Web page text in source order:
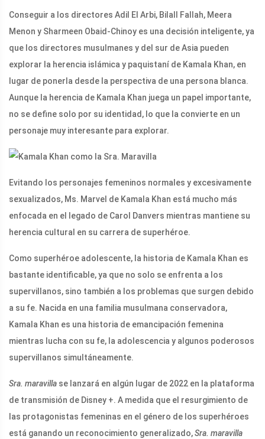
Conseguir a los directores Adil El Arbi, Bilall Fallah, Meera
Menon y Sharmeen Obaid-Chinoy es una decisión inteligente, ya
que los directores musulmanes y del sur de Asia pueden
explorar la herencia islámica y paquistaní de Kamala Khan, en
lugar de ponerla desde la perspectiva de una persona blanca.
Aunque la herencia de Kamala Khan juega un papel importante,
no se define solo por su identidad, lo que la convierte en un
personaje muy interesante para explorar.
Evitando los personajes femeninos normales y excesivamente
sexualizados, Ms. Marvel de Kamala Khan está mucho más
enfocada en el legado de Carol Danvers mientras mantiene su
herencia cultural en su carrera de superhéroe.
Como superhéroe adolescente, la historia de Kamala Khan es
bastante identificable, ya que no solo se enfrenta a los
supervillanos, sino también a los problemas que surgen debido
a su fe. Nacida en una familia musulmana conservadora,
Kamala Khan es una historia de emancipación femenina
mientras lucha con su fe, la adolescencia y algunos poderosos
supervillanos simultáneamente.
Sra. maravilla se lanzará en algún lugar de 2022 en la plataforma
de transmisión de Disney +. A medida que el resurgimiento de
las protagonistas femeninas en el género de los superhéroes
está ganando un reconocimiento generalizado,Sra. maravilla